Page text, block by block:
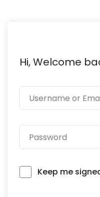
Hi, Welcome
Keep me